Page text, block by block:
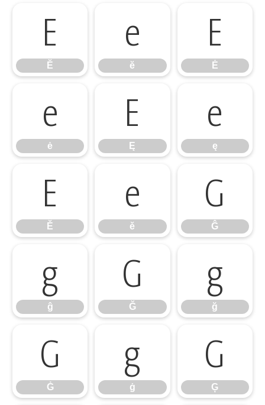
Ĕ
Ĕ
ĕ
ĕ
Ė
Ė
ė
ė
Ę
Ę
ę
ę
Ě
Ě
ě
ě
Ĝ
Ĝ
ĝ
ĝ
Ğ
Ğ
ğ
ğ
Ġ
Ġ
ġ
ġ
Ģ
Ģ